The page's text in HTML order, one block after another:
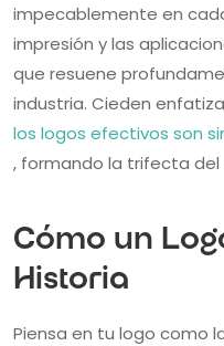
impecablemente en
impresión y las
que resuene
industria. Cieden
los logos efectivos son
, formando la trifecta
Cómo un
Historia
Piensa en tu logo como